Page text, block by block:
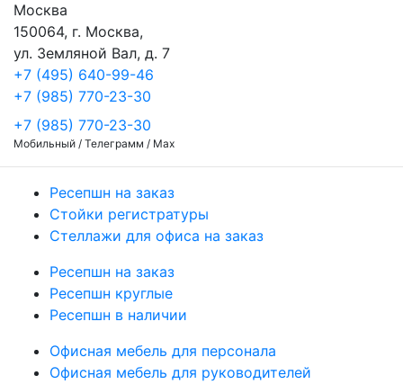
Москва
150064, г. Москва,
ул. Земляной Вал, д. 7
+7 (495) 640-99-46
+7 (985) 770-23-30
+7 (985) 770-23-30
Мобильный / Телеграмм / Max
Ресепшн на заказ
Стойки регистратуры
Стеллажи для офиса на заказ
Ресепшн на заказ
Ресепшн круглые
Ресепшн в наличии
Офисная мебель для персонала
Офисная мебель для руководителей